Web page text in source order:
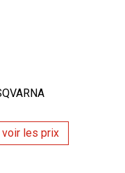
voir les prix